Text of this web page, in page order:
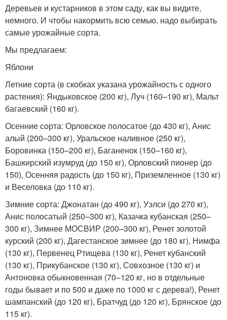
Деревьев и кустарников в этом саду, как вы видите,
немного. И чтобы накормить всю семью, надо выбирать
самые урожайные сорта.
Мы предлагаем:
Яблони
Летние сорта (в скобках указана урожайность с одного
растения): Яндыковское (200 кг), Луч (160–190 кг), Мальт
багаевский (160 кг).
Осенние сорта: Орловское полосатое (до 430 кг), Анис
алый (200–300 кг), Уральское наливное (250 кг),
Боровинка (150–200 кг), Баганенок (150–160 кг),
Башкирский изумруд (до 150 кг), Орловский пионер (до
150), Осенняя радость (до 150 кг), Приземленное (130 кг)
и Веселовка (до 110 кг).
Зимние сорта: Джонатан (до 490 кг), Уэлси (до 270 кг),
Анис полосатый (250–300 кг), Казачка кубанская (250–
300 кг), Зимнее МОСВИР (200–300 кг), Ренет золотой
курский (200 кг), Дагестанское зимнее (до 180 кг), Нимфа
(130 кг), Первенец Ртищева (130 кг), Ренет кубанский
(130 кг), Прикубанское (130 кг), Совхозное (130 кг) и
Антоновка обыкновенная (70–120 кг, но в отдельные
годы бывает и по 500 и даже по 1000 кг с дерева!), Ренет
шампанский (до 120 кг), Братчуд (до 120 кг), Брянское (до
115 кг).